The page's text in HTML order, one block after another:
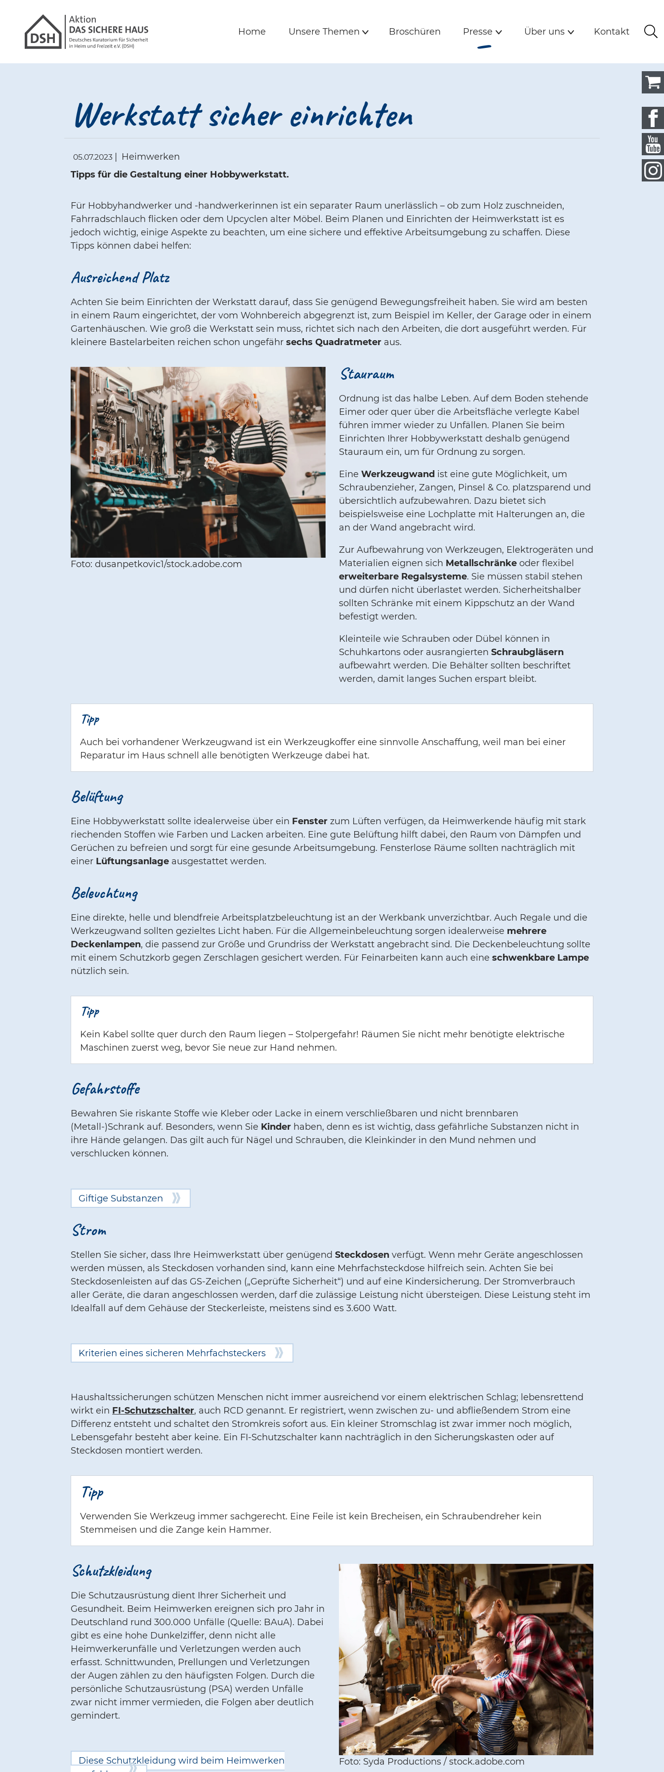
Gathmann Michaelis und Freunde | Detail
Hauptmenü
Home
Home Unsere Themen
Unsere Themen Broschüren
Broschüren Presse
Presse (Aktiv)
Untermenü
Über uns
Über uns Kontakt
Kontakt
Werkstatt sicher einrichten
05.07.2023
Heimwerken
Tipps für die Gestaltung einer Hobbywerkstatt.
Für Hobbyhandwerker und -handwerkerinnen ist ein separater Raum unerlässlich – ob zum Holz zuschneiden,
Fahrradschlauch flicken oder dem Upcyclen alter Möbel. Beim Planen und Einrichten der Heimwerkstatt ist es
jedoch wichtig, einige Aspekte zu beachten, um eine sichere und effektive Arbeitsumgebung zu schaffen. Diese
Tipps können dabei helfen:
Ausreichend Platz
Achten Sie beim Einrichten der Werkstatt darauf, dass Sie genügend Bewegungsfreiheit haben. Sie wird am besten
in einem Raum eingerichtet, der vom Wohnbereich abgegrenzt ist, zum Beispiel im Keller, der Garage oder in einem
Gartenhäuschen. Wie groß die Werkstatt sein muss, richtet sich nach den Arbeiten, die dort ausgeführt werden. Für
kleinere Bastelarbeiten reichen schon ungefährsechs Quadratmeter aus.
Foto: dusanpetkovic1/stock.adobe.com
Stauraum
Ordnung ist das halbe Leben. Auf dem Boden stehende
Eimer oder quer über die Arbeitsfläche verlegte Kabel
führen immer wieder zu Unfällen. Planen Sie beim
Einrichten Ihrer Hobbywerkstatt deshalb genügend
Stauraum ein, um für Ordnung zu sorgen.
Eine Werkzeugwand ist eine gute Möglichkeit, um
Schraubenzieher, Zangen, Pinsel & Co. platzsparend und
übersichtlich aufzubewahren. Dazu bietet sich
beispielsweise eine Lochplatte mit Halterungen an, die
an der Wand angebracht wird.
Zur Aufbewahrung von Werkzeugen, Elektrogeräten und
Materialien eignen sich Metallschränkeoder flexibel
erweiterbare Regalsysteme. Sie müssen stabil stehen
und dürfen nicht überlastet werden. Sicherheitshalber
sollten Schränke mit einem Kippschutz an der Wand
befestigt werden.
Kleinteile wie Schrauben oder Dübel können in
Schuhkartons oder ausrangierten Schraubgläsern
aufbewahrt werden. Die Behälter sollten beschriftet
werden, damit langes Suchen erspart bleibt.
Tipp
Auch bei vorhandener Werkzeugwand ist ein Werkzeugkoffer eine sinnvolle Anschaffung, weil man bei einer
Reparatur im Haus schnell alle benötigten Werkzeuge dabei hat.
Belüftung
Eine Hobbywerkstatt sollte idealerweise über ein Fenster zum Lüften verfügen, da Heimwerkende häufig mit stark
riechenden Stoffen wie Farben und Lacken arbeiten. Eine gute Belüftung hilft dabei, den Raum von Dämpfen und
Gerüchen zu befreien und sorgt für eine gesunde Arbeitsumgebung. Fensterlose Räume sollten nachträglich mit
einer Lüftungsanlage ausgestattet werden.
Beleuchtung
Eine direkte, helle und blendfreie Arbeitsplatzbeleuchtung ist an der Werkbank unverzichtbar. Auch Regale und die
Werkzeugwand sollten gezieltes Licht haben. Für die Allgemeinbeleuchtung sorgen idealerweise mehrere
Deckenlampen, die passend zur Größe und Grundriss der Werkstatt angebracht sind. Die Deckenbeleuchtung sollte
mit einem Schutzkorb gegen Zerschlagen gesichert werden. Für Feinarbeiten kann auch eineschwenkbare Lampe
nützlich sein.
Tipp
Kein Kabel sollte quer durch den Raum liegen – Stolpergefahr! Räumen Sie nicht mehr benötigte elektrische
Maschinen zuerst weg, bevor Sie neue zur Hand nehmen.
Gefahrstoffe
Bewahren Sie riskante Stoffe wie Kleber oder Lacke in einem verschließbaren und nicht brennbaren
(Metall-)Schrank auf. Besonders, wenn Sie Kinder haben, denn es ist wichtig, dass gefährliche Substanzen nicht in
ihre Hände gelangen. Das gilt auch für Nägel und Schrauben, die Kleinkinder in den Mund nehmen und
verschlucken können.
Giftige Substanzen
Strom
Stellen Sie sicher, dass Ihre Heimwerkstatt über genügendSteckdosen verfügt. Wenn mehr Geräte angeschlossen
werden müssen, als Steckdosen vorhanden sind, kann eine Mehrfachsteckdose hilfreich sein. Achten Sie bei
Steckdosenleisten auf das GS-Zeichen („Geprüfte Sicherheit“) und auf eine Kindersicherung. Der Stromverbrauch
aller Geräte, die daran angeschlossen werden, darf die zulässige Leistung nicht übersteigen. Diese Leistung steht im
Idealfall auf dem Gehäuse der Steckerleiste, meistens sind es 3.600 Watt.
Kriterien eines sicheren Mehrfachsteckers
Haushaltssicherungen schützen Menschen nicht immer ausreichend vor einem elektrischen Schlag; lebensrettend
wirkt ein FI-Schutzschalter, auch RCD genannt. Er registriert, wenn zwischen zu- und abfließendem Strom eine
Differenz entsteht und schaltet den Stromkreis sofort aus. Ein kleiner Stromschlag ist zwar immer noch möglich,
Lebensgefahr besteht aber keine. Ein FI-Schutzschalter kann nachträglich in den Sicherungskasten oder auf
Steckdosen montiert werden.
Tipp
Verwenden Sie Werkzeug immer sachgerecht. Eine Feile ist kein Brecheisen, ein Schraubendreher kein
Stemmeisen und die Zange kein Hammer.
Schutzkleidung
Die Schutzausrüstung dient Ihrer Sicherheit und
Gesundheit. Beim Heimwerken ereignen sich pro Jahr in
Deutschland rund 300.000 Unfälle (Quelle: BAuA). Dabei
gibt es eine hohe Dunkelziffer, denn nicht alle
Heimwerkerunfälle und Verletzungen werden auch
erfasst. Schnittwunden, Prellungen und Verletzungen
der Augen zählen zu den häufigsten Folgen. Durch die
persönliche Schutzausrüstung (PSA) werden Unfälle
zwar nicht immer vermieden, die Folgen aber deutlich
gemindert.
Diese Schutzkleidung wird beim Heimwerken
Foto: Syda Productions / stock.adobe.com